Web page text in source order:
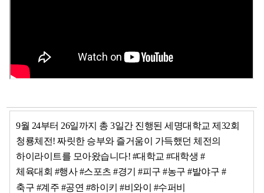
9월 24부터 26일까지 총 3일간 진행된 세명대학교 제32회
청룡체전! 짜릿한 승부와 즐거움이 가득했던 체전의
하이라이트를 모아왔습니다! #대학교 #대학생 #
체육대회 #행사 #스포츠 #경기 #피구 #농구 #발야구 #
축구 #계주 #공연 #하이키 #비와이 #수퍼비